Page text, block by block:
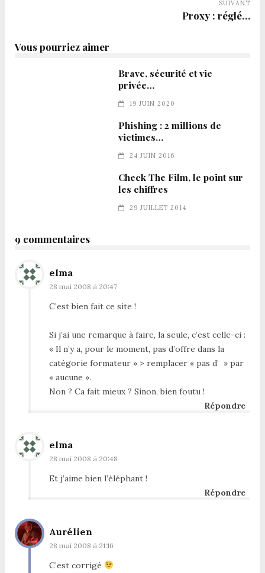
SUIVANT
Proxy : réglé…
Vous pourriez aimer
Brave, sécurité et vie
privée…
19 JUIN 2020
Phishing : 2 millions de
victimes…
24 JUIN 2016
Check The Film, le point sur
les chiffres
29 JUILLET 2014
9 commentaires
elma
28 mai 2008 à 20:47
C’est bien fait ce site !
Si j’ai une remarque à faire, la seule, c’est celle-ci :
« Il n’y a, pour le moment, pas d’offre dans la
catégorie formateur » > remplacer « pas d’ » par
« aucune ».
Non ? Ca fait mieux ? Sinon, bien foutu !
Répondre
elma
28 mai 2008 à 20:48
Et j’aime bien l’éléphant !
Répondre
Aurélien
28 mai 2008 à 21:16
C’est corrigé